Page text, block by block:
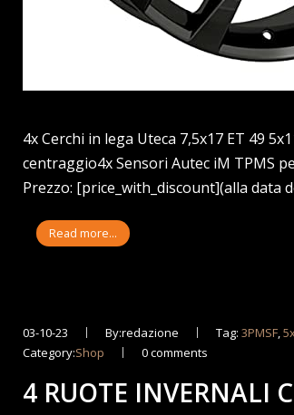
4x Cerchi in lega Uteca 7,5x17 ET 49
centraggio4x Sensori Autec iM TPMS
Prezzo: [price_with_discount](alla data
Read more...
03-10-23 By:redazione Tag:3PMSF,
Category:Shop 0 comments
4 RUOTE INVERNALI